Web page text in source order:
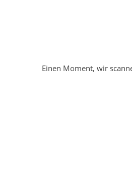
Einen Moment, wir